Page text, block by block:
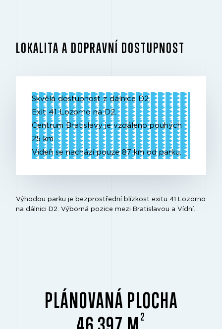
LOKALITA A DOPRAVNÍ DOSTUPNOST
Skvělá dostupnost z dálnice D2.
Exit 41 Lozorno na D2.
Centrum Bratislavy je vzdáleno pouhých
25 km.
Vídeň se nachází pouze 87 km od parku.
Výhodou parku je bezprostřední blízkost exitu 41 Lozorno
na dálnici D2. Výborná pozice mezi Bratislavou a Vídní.
PLÁNOVANÁ PLOCHA
2